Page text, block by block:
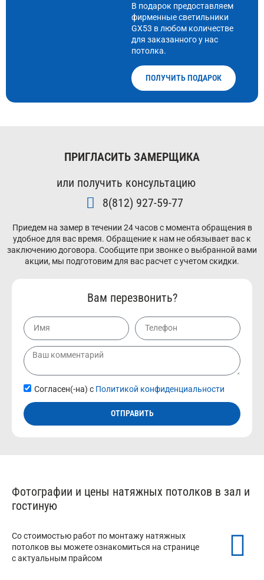
В подарок предоставляем
фирменные светильники
GX53 в любом количестве
для заказанного у нас
потолка.
ПОЛУЧИТЬ ПОДАРОК
ПРИГЛАСИТЬ ЗАМЕРЩИКА
или получить консультацию
8(812) 927-59-77
Приедем на замер в течении 24 часов с момента обращения в
удобное для вас время. Обращение к нам не обязывает вас к
заключению договора. Сообщите при звонке о выбранной вами
акции, мы подготовим для вас расчет с учетом скидки.
Вам перезвонить?
Согласен(-на) с Политикой конфиденциальности
ОТПРАВИТЬ
Фотографии и цены натяжных потолков в зал и
гостиную
Со стоимостью работ по монтажу натяжных
потолков вы можете ознакомиться на странице
с актуальным прайсом